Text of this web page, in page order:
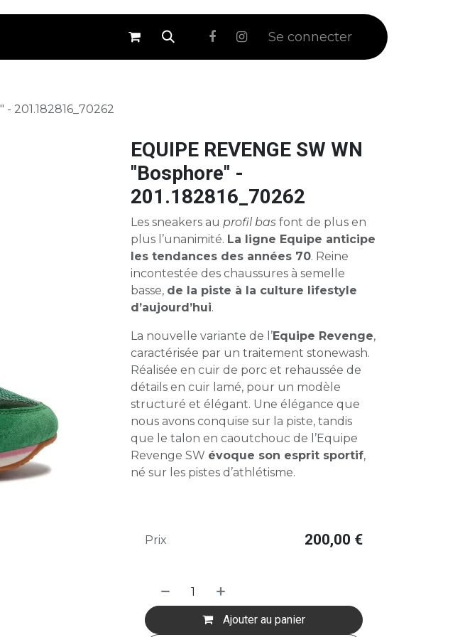
⚪ Soldes Se connecter
201.182816_70262
EQUIPE REVENGE SW WN
"Bosphore" -
201.182816_70262
Les sneakers au profil bas font de plus en
plus l’unanimité. La ligne Equipe anticipe
les tendances des années 70. Reine
incontestée des chaussures à semelle
basse, de la piste à la culture lifestyle
d’aujourd’hui.
La nouvelle variante de l’Equipe Revenge,
caractérisée par un traitement stonewash.
Réalisée en cuir de porc et rehaussée de
détails en cuir lamé, pour un modèle
structuré et élégant. Une élégance que
nous avons conquise sur la piste, tandis
que le talon en caoutchouc de l’Equipe
Revenge SW évoque son esprit sportif,
né sur les pistes d’athlétisme.
Ajouter au panier
Prix 200,00 €